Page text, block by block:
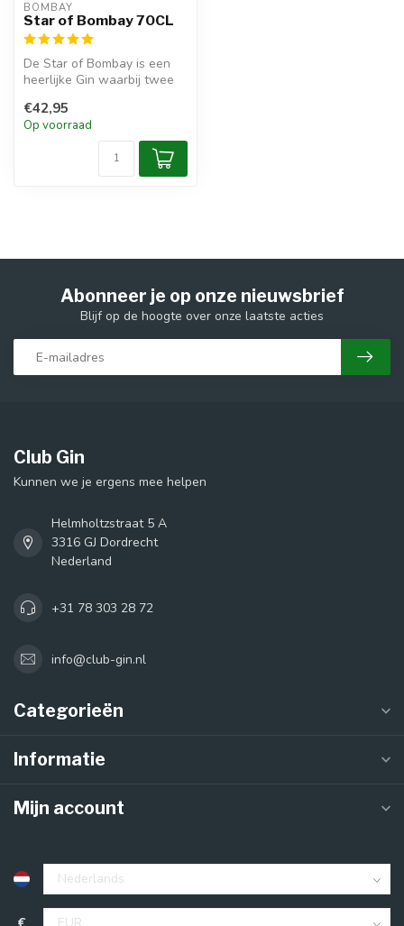
BOMBAY
Star of Bombay 70CL
De Star of Bombay is een
heerlijke Gin waarbij twee
in...
€42,95
Op voorraad
Abonneer je op onze nieuwsbrief
Blijf op de hoogte over onze laatste acties
Club Gin
Kunnen we je ergens mee helpen
Helmholtzstraat 5 A
3316 GJ Dordrecht
Nederland
+31 78 303 28 72
info@club-gin.nl
Categorieën
Informatie
Mijn account